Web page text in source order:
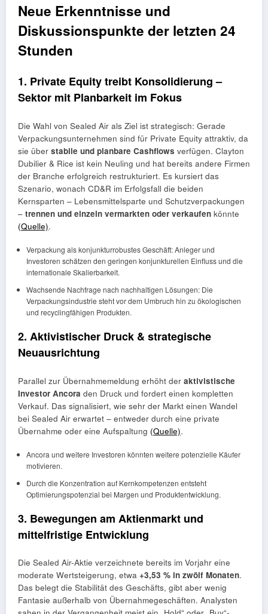
Neue Erkenntnisse und
Diskussionspunkte der letzten 24
Stunden
1. Private Equity treibt Konsolidierung –
Sektor mit Planbarkeit im Fokus
Die Wahl von Sealed Air als Ziel ist strategisch: Gerade
Verpackungsunternehmen sind für Private Equity attraktiv, da
sie über stabile und planbare Cashflows verfügen. Clayton
Dubilier & Rice ist kein Neuling und hat bereits andere Firmen
der Branche erfolgreich restrukturiert. Es kursiert das
Szenario, wonach CD&R im Erfolgsfall die beiden
Kernsparten – Lebensmittelsparte und Schutzverpackungen
– trennen und einzeln vermarkten oder verkaufen könnte
(Quelle).
Verpackung als konjunkturrobustes Geschäft: Anleger und
Investoren schätzen den geringen konjunkturellen Einfluss und die
internationale Skalierbarkeit.
Wachsende Nachfrage nach nachhaltigen Lösungen: Die
Verpackungsindustrie steht vor dem Umbruch hin zu ökologischen
und recyclingfähigen Produkten.
2. Aktivistischer Druck & strategische
Neuausrichtung
Parallel zur Übernahmemeldung erhöht der aktivistische
Investor Ancora den Druck und fordert einen kompletten
Verkauf. Das signalisiert, wie sehr der Markt einen Wandel
bei Sealed Air erwartet – entweder durch eine private
Übernahme oder eine Aufspaltung (Quelle).
Ancora und weitere Investoren könnten weitere potenzielle Käufer
motivieren.
Durch die Konzentration auf Kernkompetenzen entsteht
Optimierungspotenzial bei Margen und Produktentwicklung.
3. Bewegungen am Aktienmarkt und
mittelfristige Entwicklung
Die Sealed Air-Aktie verzeichnete bereits im Vorjahr eine
moderate Wertsteigerung, etwa +3,53 % in zwölf Monaten.
Das belegt die Stabilität des Geschäfts, gibt aber wenig
Fantasie außerhalb von Übernahmegeschäften. Analysten